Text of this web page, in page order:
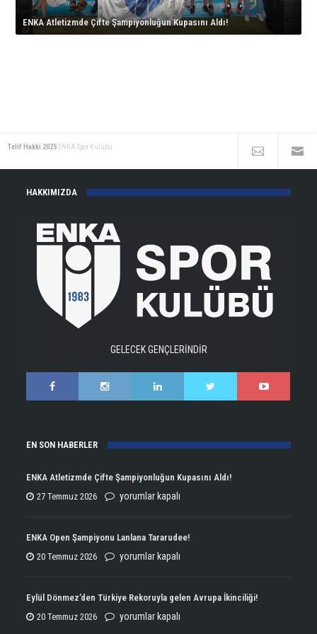
ENKA Atletizmde Çifte Şampiyonluğun Kupasını Aldı!
için
çıkıyor!
Telif Hakkı 2025 ENKA Spor Kulübü
HAKKIMIZDA
GELECEK GENÇLERİNDİR
EN SON HABERLER
ENKA Atletizmde Çifte Şampiyonluğun Kupasını Aldı!
27 Temmuz 2026
ENKA
Çifte
Şampiyonluğun
yorumlar kapalı
ENKA Open Şampiyonu Lanlana Tararudee!
20 Temmuz 2026
ENKA
Şampiyonu
Lanlana
yorumlar kapalı
Eylül Dönmez’den Türkiye Rekoruyla gelen Avrupa İkinciliği!
20 Temmuz 2026
Eylül
yorumlar kapalı